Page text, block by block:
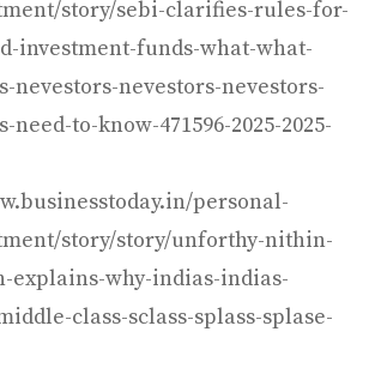
story/sebi-clarifies-rules-for-
investment-funds-what-what-
nevestors-nevestors-nevestors-
need-to-know-471596-2025-2025-
personal-
story/story/unforthy-nithin-
explains-why-indias-indias-
class-sclass-splass-splase-